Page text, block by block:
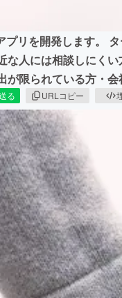
リを開発します。
な人には相談しにく
が限られている方・
る URLコピー